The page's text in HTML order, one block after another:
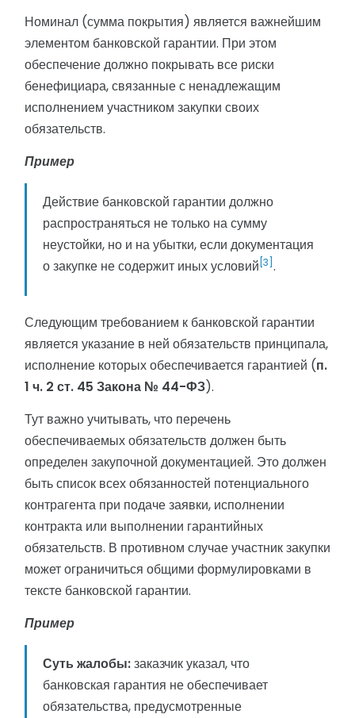
Номинал (сумма покрытия) является важнейшим
элементом банковской гарантии. При этом
обеспечение должно покрывать все риски
бенефициара, связанные с ненадлежащим
исполнением участником закупки своих
обязательств.
Пример
Действие банковской гарантии должно
распространяться не только на сумму
неустойки, но и на убытки, если документация
о закупке не содержит иных условий [3] .
Следующим требованием к банковской гарантии
является указание в ней обязательств принципала,
исполнение которых обеспечивается гарантией (п.
1 ч. 2 ст. 45 Закона № 44-ФЗ).
Тут важно учитывать, что перечень
обеспечиваемых обязательств должен быть
определен закупочной документацией. Это должен
быть список всех обязанностей потенциального
контрагента при подаче заявки, исполнении
контракта или выполнении гарантийных
обязательств. В противном случае участник закупки
может ограничиться общими формулировками в
тексте банковской гарантии.
Пример
Суть жалобы:заказчик указал, что
банковская гарантия не обеспечивает
обязательства, предусмотренные